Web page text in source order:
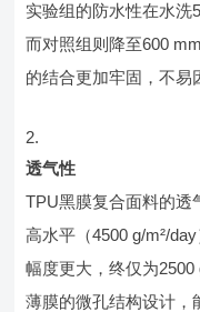
实验组的防水性在水洗
而对照组则降至600
的结合更加牢固，不易
透气性
TPU黑膜复合面料的透
高水平（4500 g/m²/
幅度更大，终仅为
薄膜的微孔结构设计，